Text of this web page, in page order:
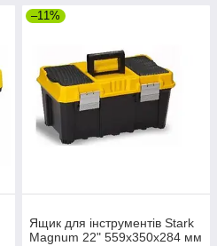
–11%
Ящик для інструментів Stark
Magnum 22" 559x350x284 мм